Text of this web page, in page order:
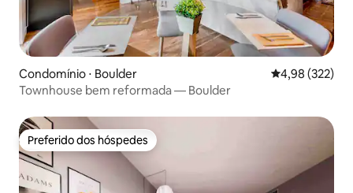
Condomínio ⋅ Boulder 4,98 de uma
4,98 (322)
Townhouse bem reformada — Boulder
Preferido dos hóspedes
Preferido dos hóspedes